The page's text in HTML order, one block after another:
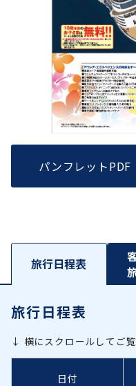
パンフレットPDF
旅行日程表
旅行日程表
↓ 横にスクロールしてご覧
日付